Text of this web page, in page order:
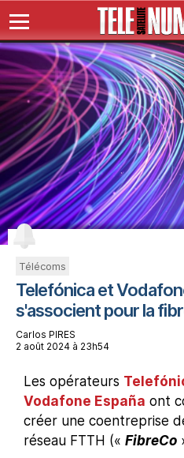
Télécoms
Telefónica et
s'associent pour la
Carlos PIRES
2 août 2024 à 23h54
Les opérateurs
Vodafone España ont
créer une coentreprise
réseau FTTH (« FibreCo